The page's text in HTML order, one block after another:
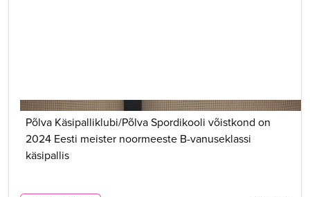
Põlva Käsipalliklubi/Põlva Spordikooli võistkond on
2024 Eesti meister noormeeste B-vanuseklassi
käsipallis